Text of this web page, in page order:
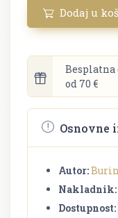
Dodaj u
Besplatna
od 70 €
Osnovne
Autor:
Nakladnik:
Dostupnost: